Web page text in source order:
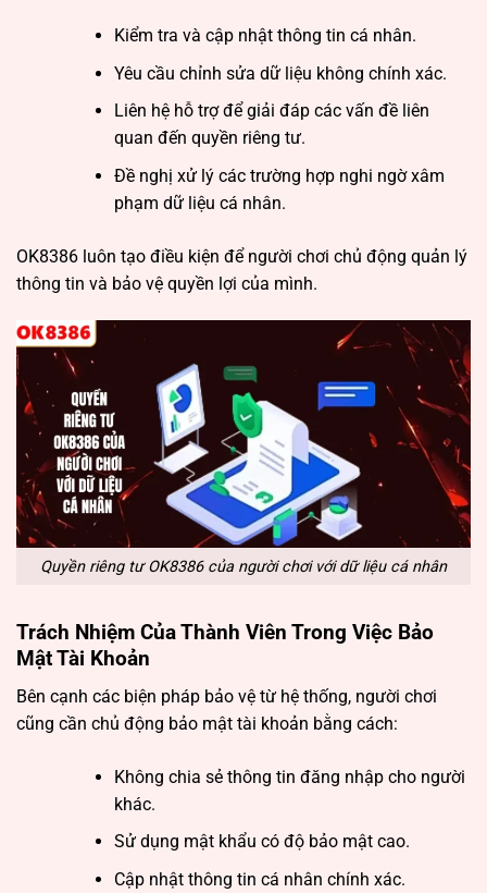
Kiểm tra và cập nhật thông tin cá nhân.
Yêu cầu chỉnh sửa dữ liệu không chính xác.
Liên hệ hỗ trợ để giải đáp các vấn đề liên
quan đến quyền riêng tư.
Đề nghị xử lý các trường hợp nghi ngờ xâm
phạm dữ liệu cá nhân.
OK8386 luôn tạo điều kiện để người chơi chủ động quản lý
thông tin và bảo vệ quyền lợi của mình.
Quyền riêng tư OK8386 của người chơi với dữ liệu cá nhân
Trách Nhiệm Của Thành Viên Trong Việc Bảo
Mật Tài Khoản
Bên cạnh các biện pháp bảo vệ từ hệ thống, người chơi
cũng cần chủ động bảo mật tài khoản bằng cách:
Không chia sẻ thông tin đăng nhập cho người
khác.
Sử dụng mật khẩu có độ bảo mật cao.
Cập nhật thông tin cá nhân chính xác.